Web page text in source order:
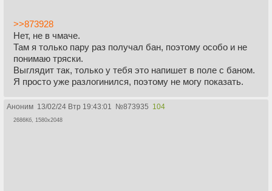
>>873928
Нет, не в чмаче.
Там я только пару раз получал бан, поэтому особо и не
понимаю тряски.
Выглядит так, только у тебя это напишет в поле с баном.
Я просто уже разлогинился, поэтому не могу показать.
Аноним 13/02/24 Втр 19:43:01 №873935 104
2686Кб, 1580x2048